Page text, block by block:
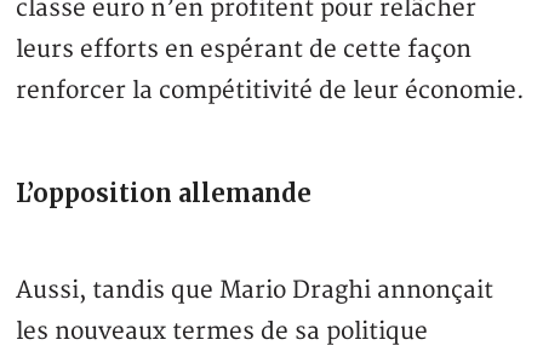
classe euro n’en profitent pour relâcher
leurs efforts en espérant de cette façon
renforcer la compétitivité de leur économie.
L’opposition allemande
Aussi, tandis que Mario Draghi annonçait
les nouveaux termes de sa politique